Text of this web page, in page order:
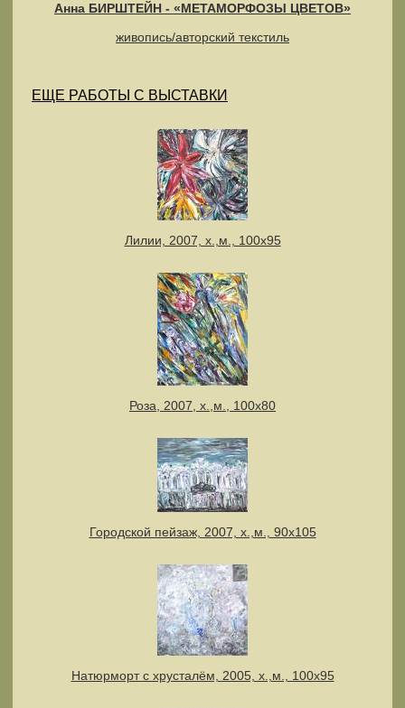
Анна БИРШТЕЙН - «МЕТАМОРФОЗЫ ЦВЕТОВ»
живопись/авторский текстиль
ЕЩЕ РАБОТЫ С ВЫСТАВКИ
Лилии, 2007, х.,м., 100х95
Роза, 2007, х.,м., 100х80
Городской пейзаж, 2007, х.,м., 90х105
Натюрморт с хрусталём, 2005, х.,м., 100х95